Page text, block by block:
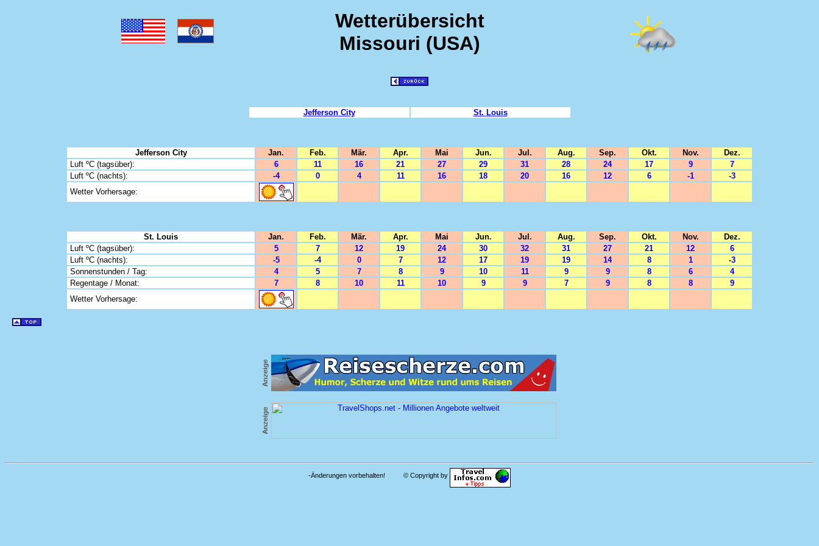
Wetterübersicht
Missouri (USA)
Jefferson City St. Louis
Jefferson City Jan. Feb. Mär. Apr. Mai Jun. Jul. Aug. Sep. Okt. Nov.
Dez.
Luft ºC (tagsüber):
6 11 16 21 27 29 31 28 24 17 9
7
Luft ºC (nachts):
-4 0 4 11 16 18 20 16 12 6 -1
-3
Wetter Vorhersage:
St. Louis Jan. Feb. Mär. Apr. Mai Jun. Jul. Aug. Sep. Okt. Nov.
Dez.
Luft ºC (tagsüber):
5 7 12 19 24 30 32 31 27 21 12
6
Luft ºC (nachts):
-5 -4 0 7 12 17 19 19 14 8 1
-3
Sonnenstunden / Tag:
4 5 7 8 9 10 11 9 9 8 6
4
Regentage / Monat:
7 8 10 11 10 9 9 7 9 8 8
9
Wetter Vorhersage:
-Änderungen vorbehalten! © Copyright by